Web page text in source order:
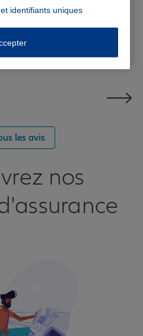
impeccable
les avis
nos
identifiants uniques